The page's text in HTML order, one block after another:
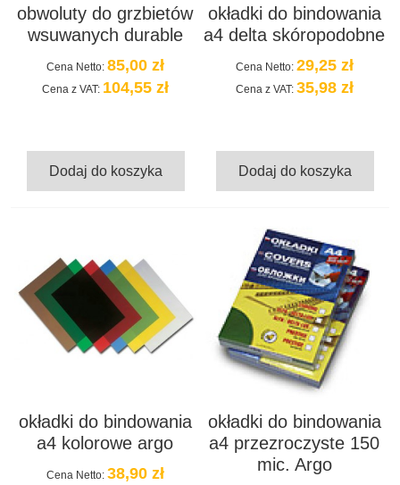
obwoluty do grzbietów
wsuwanych durable
Cena Netto: 85,00 zł
Cena z VAT: 104,55 zł
Dodaj do koszyka
okładki do bindowania
a4 delta skóropodobne
Cena Netto: 29,25 zł
Cena z VAT: 35,98 zł
Dodaj do koszyka
okładki do bindowania
a4 kolorowe argo
Cena Netto: 38,90 zł
okładki do bindowania
a4 przezroczyste 150
mic. Argo